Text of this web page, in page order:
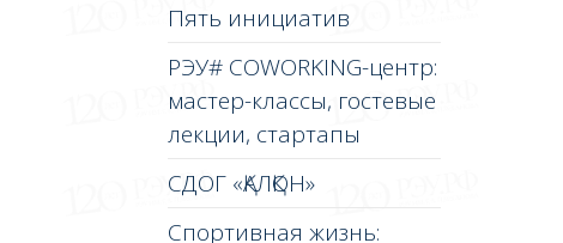
Пять инициатив
РЭУ# COWORKING-центр:
мастер-классы, гостевые
лекции, стартапы
СДОГ «ҚАЛҚОН»
Спортивная жизнь: